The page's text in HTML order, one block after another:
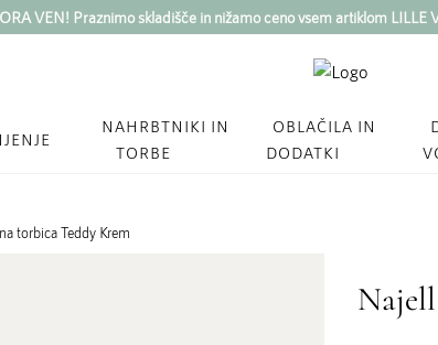
VEN! Praznimo skladišče in nižamo ceno vsem artiklom LILLE
NAHRBTNIKI IN
TORBE
OBLAČILA IN
DODATKI
torbica Teddy Krem